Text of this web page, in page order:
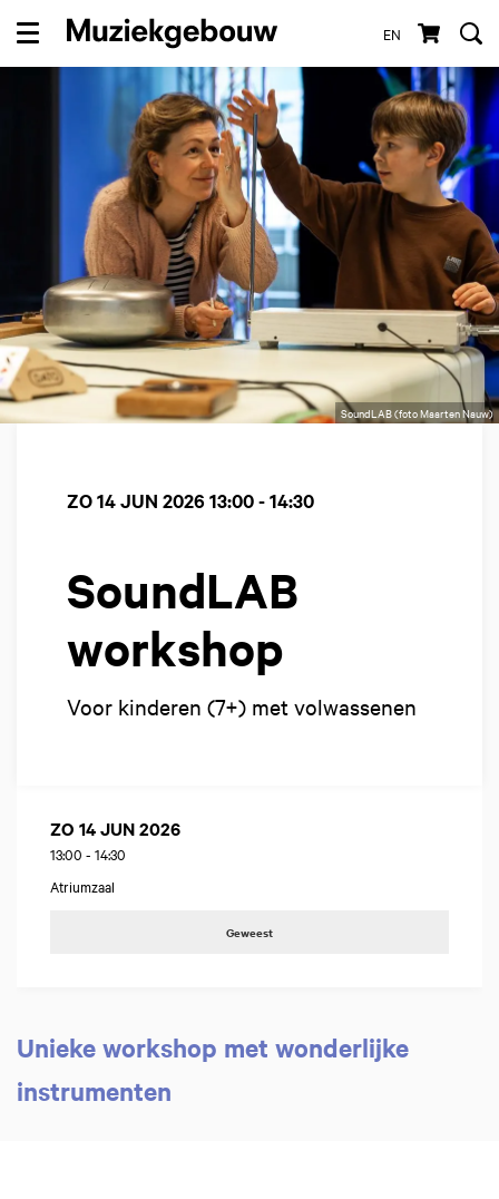
EN
Menu
SoundLAB (foto Maarten Nauw)
SoundLAB
workshop
Voor kinderen (7+) met volwassenen
ZO 14 JUN 2026 13:00 - 14:30
ZO 14 JUN 2026
13:00 - 14:30
Atriumzaal
Geweest
Unieke workshop met wonderlijke
instrumenten